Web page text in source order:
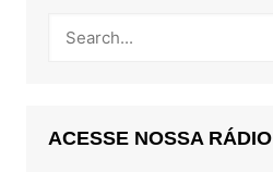
ACESSE NOSSA RÁDIO